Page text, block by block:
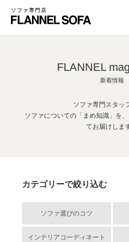
ソファ専門店
FLANNEL
新着情報
ソファ専門スタッ
ソファについての「まめ知識」を
てお届けしま
カテゴリーで絞り込む
ソファ選びのコツ
インテリアコーディネート